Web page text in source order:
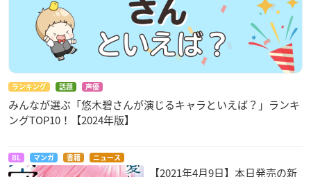
ランキング 話題 声優
みんなが選ぶ「悠木碧さんが演じるキャラといえば？」ランキ
ングTOP10！【2024年版】
BL マンガ 書籍 ニュース
【2021年4月9日】本日発売の新